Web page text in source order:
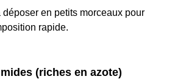
déposer en petits morceaux pour
rapide.
(riches en azote)